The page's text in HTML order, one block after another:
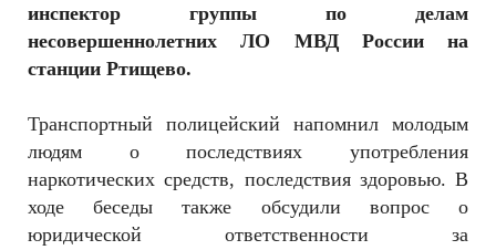
инспектор группы по делам
несовершеннолетних ЛО МВД России на
станции Ртищево.
Транспортный полицейский напомнил молодым
людям о последствиях употребления
наркотических средств, последствия здоровью. В
ходе беседы также обсудили вопрос о
юридической ответственности за